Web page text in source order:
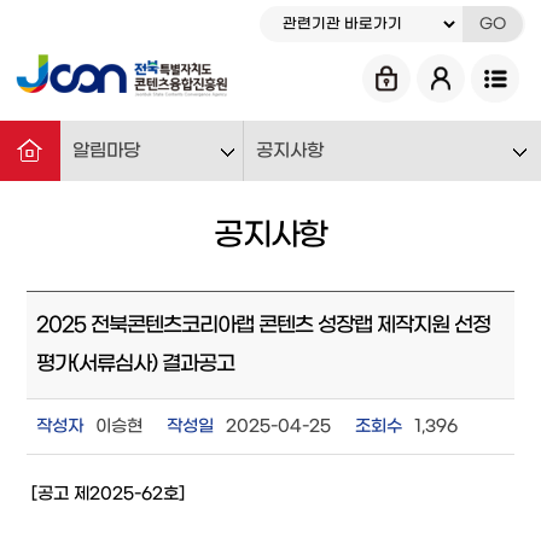
GO
알림마당 공지사항
공지사항
2025 전북콘텐츠코리아랩 콘텐츠 성장랩 제작지원 선정
평가(서류심사) 결과공고
작성자 이승현 작성일 2025-04-25 조회수 1,396
[공고 제2025-62호]